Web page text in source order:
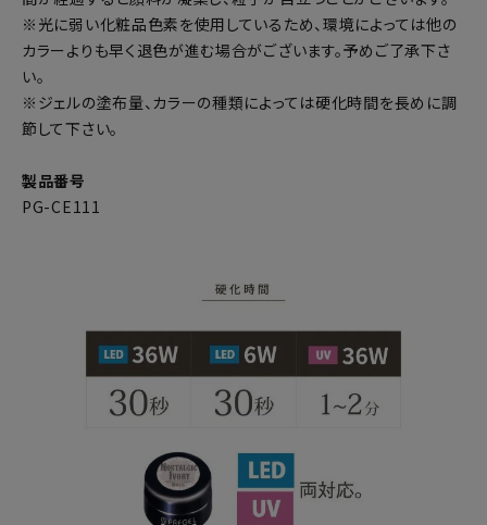
※光に弱い化粧品色素を使用しているため、環境によっては他の
カラーよりも早く退色が進む場合がございます。予めご了承下さ
い。
※ジェルの塗布量、カラーの種類によっては硬化時間を長めに調
節して下さい。
製品番号
PG-CE111